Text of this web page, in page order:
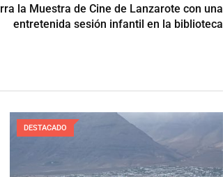
la Muestra de Cine de Lanzarote con una
entretenida sesión infantil en la biblioteca
DESTACADO